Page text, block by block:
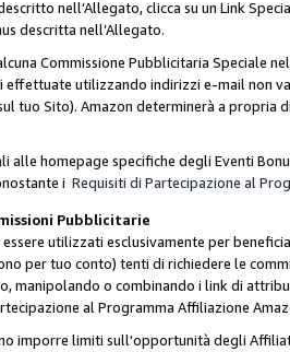
nell’Allegato, clicca su un Link
descritta nell’Allegato.
Commissione Pubblicitaria Speciale
effettuate utilizzando indirizzi e-mail non
tuo Sito). Amazon determinerà a propria
alle homepage specifiche degli Eventi
i Requisiti di Partecipazione al
Pubblicitarie
utilizzati esclusivamente per
per tuo conto) tenti di richiedere le
manipolando o combinando i link di
al Programma Affiliazione
imporre limiti sull'opportunità degli